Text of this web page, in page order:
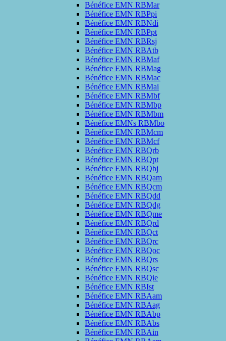
Bénéfice EMN RBMar
Bénéfice EMN RBPpi
Bénéfice EMN RBNdi
Bénéfice EMN RBPpt
Bénéfice EMN RBRsj
Bénéfice EMN RBAtb
Bénéfice EMN RBMaf
Bénéfice EMN RBMag
Bénéfice EMN RBMac
Bénéfice EMN RBMai
Bénéfice EMN RBMbf
Bénéfice EMN RBMbp
Bénéfice EMN RBMbm
Bénéfice EMNs RBMbo
Bénéfice EMN RBMcm
Bénéfice EMN RBMcf
Bénéfice EMN RBQrb
Bénéfice EMN RBQpt
Bénéfice EMN RBQbj
Bénéfice EMN RBQam
Bénéfice EMN RBQcm
Bénéfice EMN RBQdd
Bénéfice EMN RBQdg
Bénéfice EMN RBQme
Bénéfice EMN RBQrd
Bénéfice EMN RBQct
Bénéfice EMN RBQrc
Bénéfice EMN RBQoc
Bénéfice EMN RBQrs
Bénéfice EMN RBQsc
Bénéfice EMN RBQie
Bénéfice EMN RBIst
Bénéfice EMN RBAam
Bénéfice EMN RBAag
Bénéfice EMN RBAbp
Bénéfice EMN RBAbs
Bénéfice EMN RBAin